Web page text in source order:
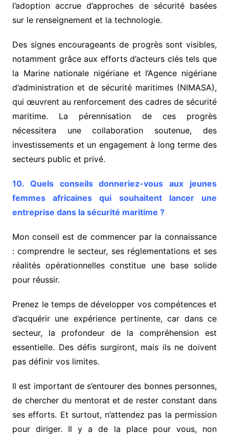
l’adoption accrue d’approches de sécurité basées
sur le renseignement et la technologie.
Des signes encourageants de progrès sont visibles,
notamment grâce aux efforts d’acteurs clés tels que
la Marine nationale nigériane et l’Agence nigériane
d’administration et de sécurité maritimes (NIMASA),
qui œuvrent au renforcement des cadres de sécurité
maritime. La pérennisation de ces progrès
nécessitera une collaboration soutenue, des
investissements et un engagement à long terme des
secteurs public et privé.
10. Quels conseils donneriez-vous aux jeunes
femmes africaines qui souhaitent lancer une
entreprise dans la sécurité maritime ?
Mon conseil est de commencer par la connaissance
: comprendre le secteur, ses réglementations et ses
réalités opérationnelles constitue une base solide
pour réussir.
Prenez le temps de développer vos compétences et
d’acquérir une expérience pertinente, car dans ce
secteur, la profondeur de la compréhension est
essentielle. Des défis surgiront, mais ils ne doivent
pas définir vos limites.
Il est important de s’entourer des bonnes personnes,
de chercher du mentorat et de rester constant dans
ses efforts. Et surtout, n’attendez pas la permission
pour diriger. Il y a de la place pour vous, non